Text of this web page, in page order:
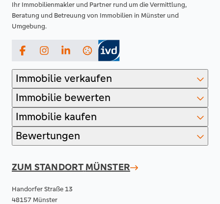
Ihr Immobilienmakler und Partner rund um die Vermittlung,
Beratung und Betreuung von Immobilien in Münster und
Umgebung.
FacebookInstagramLinkedIn
Immobilie verkaufen
Immobilie bewerten
Immobilie kaufen
Bewertungen
ZUM STANDORT MÜNSTER
Handorfer Straße 13
48157 Münster